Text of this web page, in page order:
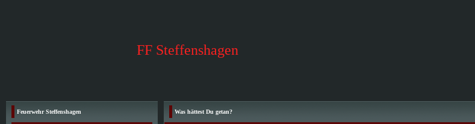
FF Steffenshagen
Feuerwehr Steffenshagen Was hättest Du getan?